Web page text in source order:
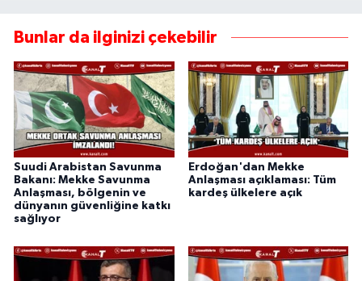
Bunlar da ilginizi çekebilir
Suudi Arabistan Savunma
Bakanı: Mekke Savunma
Anlaşması, bölgenin ve
dünyanın güvenliğine katkı
sağlıyor
Erdoğan'dan Mekke
Anlaşması açıklaması: Tüm
kardeş ülkelere açık